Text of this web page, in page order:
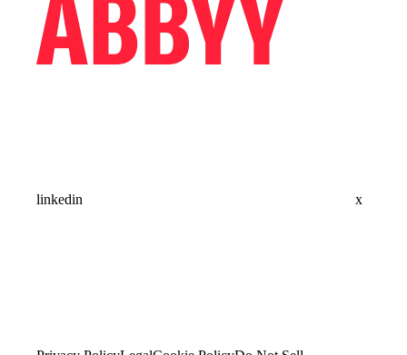
linkedin x